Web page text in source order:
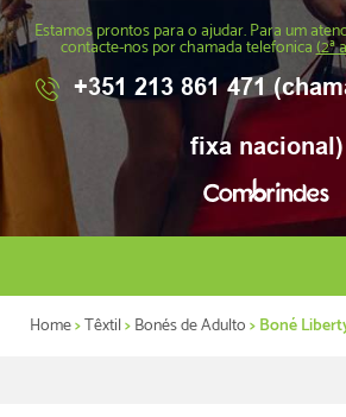
Estamos prontos para o ajudar. Para um
contacte-nos por chamada telefonica(2ª
+351 213 861 471
fixa nacional)
Home>Têxtil>Bonés de Adulto> Boné